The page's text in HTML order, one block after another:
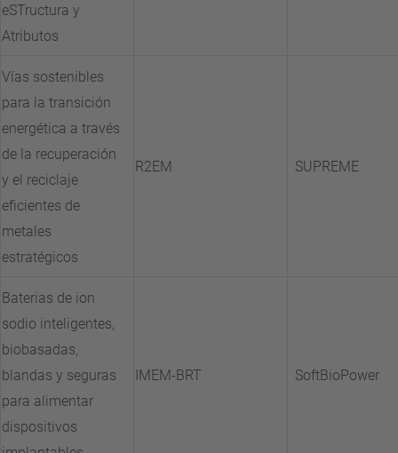
eSTructura y
Atributos
Vías sostenibles
para la transición
energética a través
de la recuperación
y el reciclaje
eficientes de
metales
estratégicos
R2EM SUPREME
Baterias de ion
sodio inteligentes,
biobasadas,
blandas y seguras
para alimentar
dispositivos
IMEM-BRT SoftBioPower